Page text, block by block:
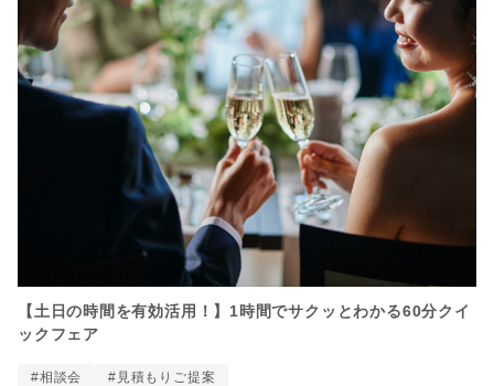
【土日の時間を有効活用！】1時間でサクッとわかる60分クイ
ックフェア
#相談会 #見積もりご提案